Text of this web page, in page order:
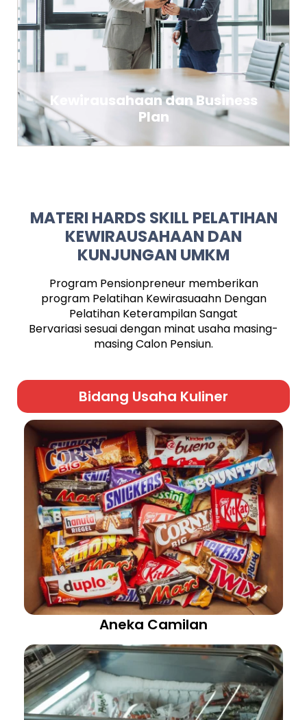
Kewirausahaan dan Business
Plan
MATERI HARDS SKILL PELATIHAN
KEWIRAUSAHAAN DAN
KUNJUNGAN UMKM
Program Pensionpreneur memberikan
program Pelatihan Kewirasuaahn Dengan
Pelatihan Keterampilan Sangat
Bervariasisesuai dengan minat usaha masing-
masing Calon Pensiun.
Bidang Usaha Kuliner
Aneka Camilan